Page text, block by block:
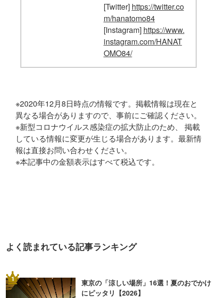
[Twitter] https://twitter.co
m/hanatomo84
[Instagram] https://www.
instagram.com/HANAT
OMO84/
※2020年12月8日時点の情報です。掲載情報は現在と
異なる場合がありますので、事前にご確認ください。
※新型コロナウイルス感染症の拡大防止のため、 掲載
している情報に変更が生じる場合があります。最新情
報は直接お問い合わせください。
※本記事中の金額表示はすべて税込です。
よく読まれている記事ランキング
1
東京の「涼しい場所」16選！夏のおでかけ
にピッタリ【2026】